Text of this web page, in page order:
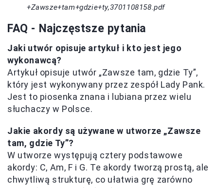
+Zawsze+tam+gdzie+ty,3701108158.pdf
FAQ - Najczęstsze pytania
Jaki utwór opisuje artykuł i kto jest jego
wykonawcą?
Artykuł opisuje utwór „Zawsze tam, gdzie Ty”,
który jest wykonywany przez zespół Lady Pank.
Jest to piosenka znana i lubiana przez wielu
słuchaczy w Polsce.
Jakie akordy są używane w utworze „Zawsze
tam, gdzie Ty”?
W utworze występują cztery podstawowe
akordy: C, Am, F i G. Te akordy tworzą prostą, ale
chwytliwą strukturę, co ułatwia grę zarówno